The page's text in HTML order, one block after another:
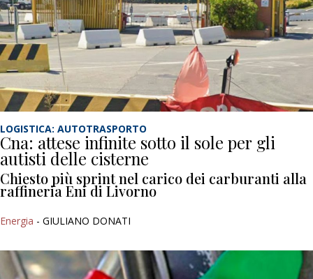
LOGISTICA: AUTOTRASPORTO
Cna: attese infinite sotto il sole per gli
autisti delle cisterne
Chiesto più sprint nel carico dei carburanti alla
raffineria Eni di Livorno
Energia - GIULIANO DONATI